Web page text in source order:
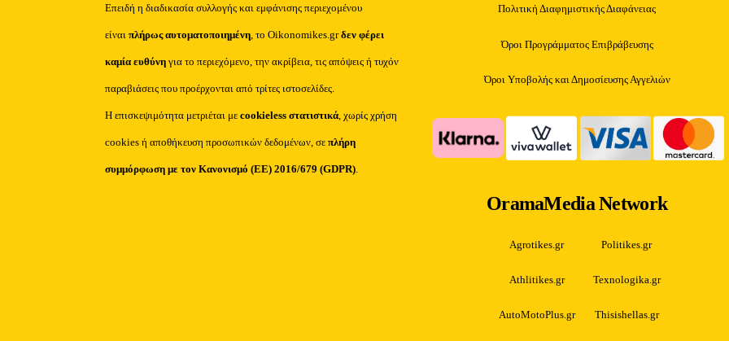
Επειδή η διαδικασία συλλογής και εμφάνισης περιεχομένου
είναιπλήρως αυτοματοποιημένη , το Oikonomikes.grδεν φέρει
καμία ευθύνη για το περιεχόμενο, την ακρίβεια, τις απόψεις ή τυχόν
παραβιάσεις που προέρχονται από τρίτες ιστοσελίδες.
Η επισκεψιμότητα μετριέται μεcookieless στατιστικά , χωρίς χρήση
cookies ή αποθήκευση προσωπικών δεδομένων, σεπλήρη
συμμόρφωση με τον Κανονισμό (ΕΕ) 2016/679 (GDPR)
Πολιτική Διαφημιστικής Διαφάνειας
Όροι Προγράμματος Επιβράβευσης
Όροι Υποβολής και Δημοσίευσης Αγγελιών
OramaMedia Network
Agrotikes.gr Politikes.gr
Athlitikes.gr Texnologika.gr
AutoMotoPlus.gr Thisishellas.gr